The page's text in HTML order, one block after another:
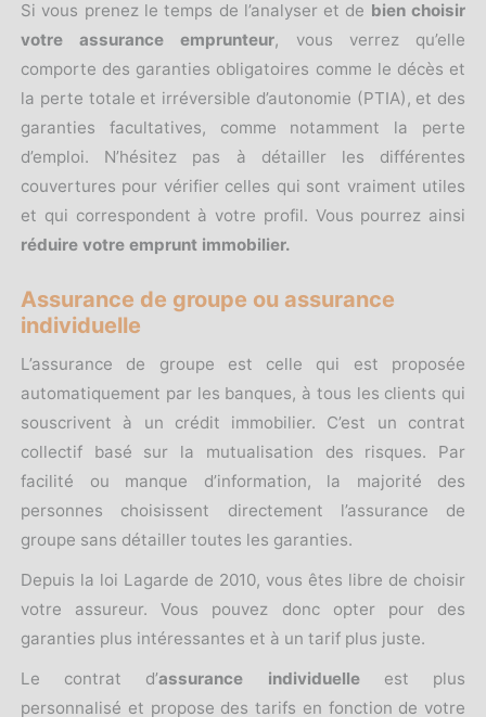
Si vous prenez le temps de l’analyser et de bien choisir
votre assurance emprunteur, vous verrez qu’elle
comporte des garanties obligatoires comme le décès et
la perte totale et irréversible d’autonomie (PTIA), et des
garanties facultatives, comme notamment la perte
d’emploi. N’hésitez pas à détailler les différentes
couvertures pour vérifier celles qui sont vraiment utiles
et qui correspondent à votre profil. Vous pourrez ainsi
réduire votre emprunt immobilier.
Assurance de groupe ou assurance
individuelle
L’assurance de groupe est celle qui est proposée
automatiquement par les banques, à tous les clients qui
souscrivent à un crédit immobilier. C’est un contrat
collectif basé sur la mutualisation des risques. Par
facilité ou manque d’information, la majorité des
personnes choisissent directement l’assurance de
groupe sans détailler toutes les garanties.
Depuis la loi Lagarde de 2010, vous êtes libre de choisir
votre assureur. Vous pouvez donc opter pour des
garanties plus intéressantes et à un tarif plus juste.
Le contrat d’assurance individuelleest plus
personnalisé et propose des tarifs en fonction de votre